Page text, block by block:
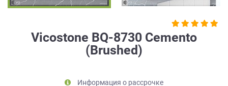
Vicostone BQ-8730 Cemento
(Brushed)
Информация о рассрочке
на